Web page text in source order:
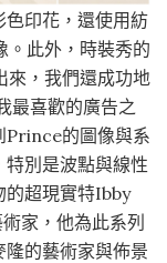
色印花，還使用紡
此外，時裝秀的
來，我們還成功地
最喜歡的廣告之
Prince的圖像與系
別是波點與線性
的超現實特Ibby
家，他為此系列
的藝術家與佈景